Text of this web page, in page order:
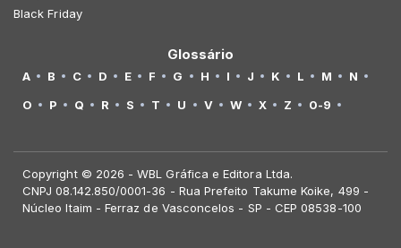
Black Friday
Glossário
A B C D E F G H I J K L M
N
O
P Q R S T U V W X Z 0-9
Copyright © 2026 - WBL Gráfica e Editora Ltda.
CNPJ 08.142.850/0001-36 - Rua Prefeito Takume Koike, 499 -
Núcleo Itaim - Ferraz de Vasconcelos - SP - CEP 08538-100